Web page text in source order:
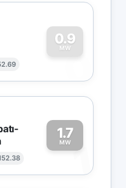
0.9
MW
0
1.7
MW1